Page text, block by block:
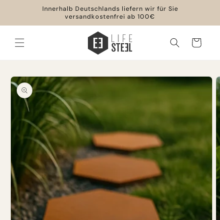
Innerhalb Deutschlands liefern wir für Sie
versandkostenfrei ab 100€
Warenkorb